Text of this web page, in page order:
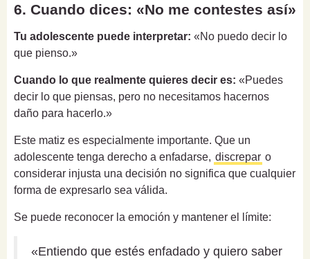
6. Cuando dices: «No me contestes así»
Tu adolescente puede interpretar: «No puedo decir lo
que pienso.»
Cuando lo que realmente quieres decir es: «Puedes
decir lo que piensas, pero no necesitamos hacernos
daño para hacerlo.»
Este matiz es especialmente importante. Que un
adolescente tenga derecho a enfadarse, discrepar o
considerar injusta una decisión no significa que cualquier
forma de expresarlo sea válida.
Se puede reconocer la emoción y mantener el límite:
«Entiendo que estés enfadado y quiero saber